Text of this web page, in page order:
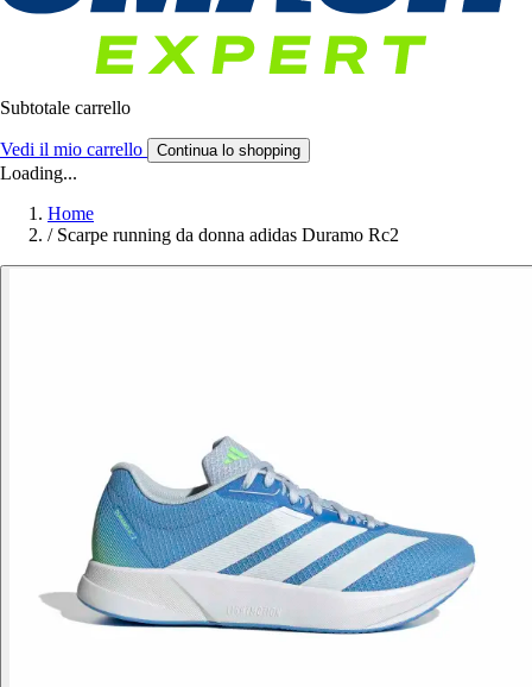
Subtotale carrello
Vedi il mio carrello Continua lo shopping
Loading...
Home
/ Scarpe running da donna adidas Duramo Rc2